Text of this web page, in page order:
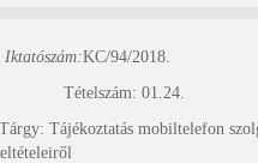
Iktatószám:KC/94/2018.
Tárgy: Tájékoztatás mobiltelefon